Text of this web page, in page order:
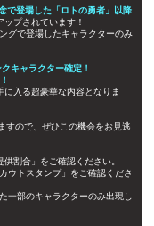
で登場した「ロトの勇者」以降
ップされています！
グで登場したキャラクターのみ
キャラクター確定！
に入る超豪華な内容となりま
すので、ぜひこの機会をお見逃
割合」をご確認ください。
ウトスタンプ」をご確認くださ
部のキャラクターのみ出現し